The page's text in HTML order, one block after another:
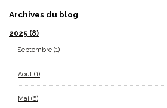
Archives du blog
2025 (8)
Septembre (1)
Août (1)
Mai (6)